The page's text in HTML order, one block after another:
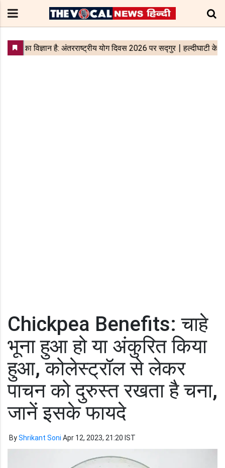
Chickpea Benefits: चाहे
भूना हुआ हो या अंकुरित किया
हुआ, कोलेस्ट्रॉल से लेकर
पाचन को दुरुस्त रखता है चना,
जानें इसके फायदे
ByShrikant Soni Apr 12, 2023, 21:20 IST